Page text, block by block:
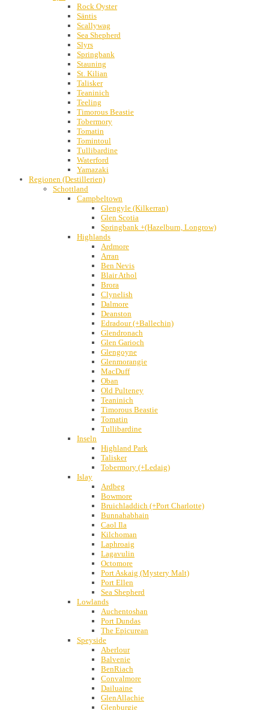
Rock Oyster
Säntis
Scallywag
Sea Shepherd
Slyrs
Springbank
Stauning
St. Kilian
Talisker
Teaninich
Teeling
Timorous Beastie
Tobermory
Tomatin
Tomintoul
Tullibardine
Waterford
Yamazaki
Regionen (Destillerien)
Schottland
Campbeltown
Glengyle (Kilkerran)
Glen Scotia
Springbank +(Hazelburn, Longrow)
Highlands
Ardmore
Arran
Ben Nevis
Blair Athol
Brora
Clynelish
Dalmore
Deanston
Edradour (+Ballechin)
Glendronach
Glen Garioch
Glengoyne
Glenmorangie
MacDuff
Oban
Old Pulteney
Teaninich
Timorous Beastie
Tomatin
Tullibardine
Inseln
Highland Park
Talisker
Tobermory (+Ledaig)
Islay
Ardbeg
Bowmore
Bruichladdich (+Port Charlotte)
Bunnahabhain
Caol Ila
Kilchoman
Laphroaig
Lagavulin
Octomore
Port Askaig (Mystery Malt)
Port Ellen
Sea Shepherd
Lowlands
Auchentoshan
Port Dundas
The Epicurean
Speyside
Aberlour
Balvenie
BenRiach
Convalmore
Dailuaine
GlenAllachie
Glenburgie